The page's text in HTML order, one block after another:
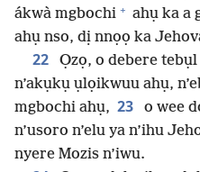
ákwà mgbochi + ahụ ka a
ahụ nso, dị nnọọ ka
22 Ọzọ, o debere tebụl
n’akụkụ ụlọikwuu ahụ,
mgbochi ahụ, 23 o wee
n’usoro n’elu ya n’ihu
nyere Mozis n’iwu.